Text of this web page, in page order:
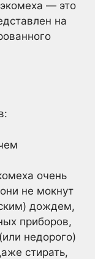
— это
на
очень
не мокнут
дождем,
приборов,
недорого)
стирать,